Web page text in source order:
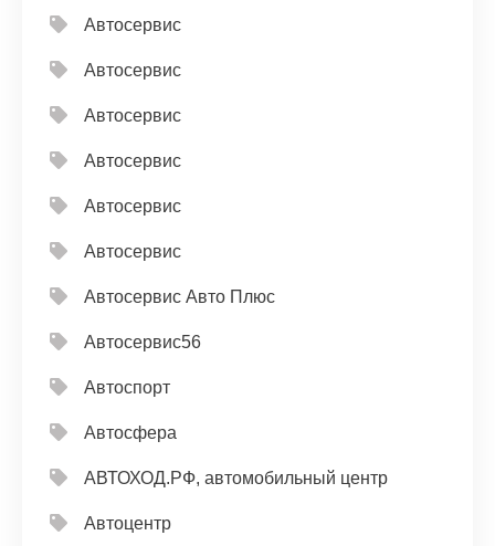
Автосервис
Автосервис
Автосервис
Автосервис
Автосервис
Автосервис
Автосервис Авто Плюс
Автосервис56
Автоспорт
Автосфера
АВТОХОД.РФ, автомобильный центр
Автоцентр